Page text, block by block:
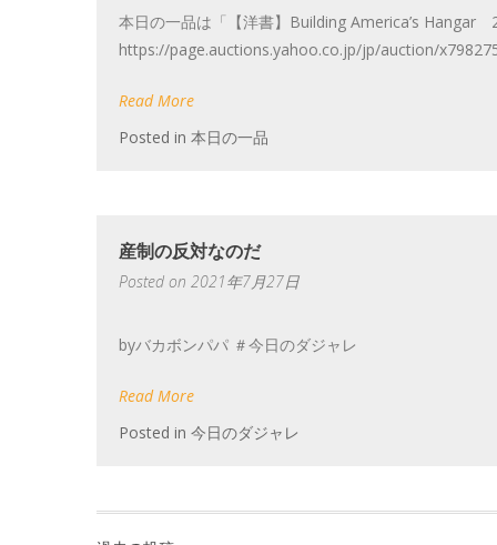
本日の一品は「【洋書】Building America’s Hangar
https://page.auctions.yahoo.co.jp/jp/auction/
Read More
Posted in 本日の一品
産制の反対なのだ
Posted on 2021年7月27日
byバカボンパパ ＃今日のダジャレ
Read More
Posted in 今日のダジャレ